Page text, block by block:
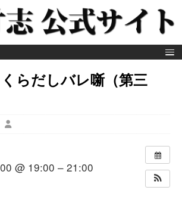
くらだしバレ噺（第三
@ 19:00 – 21:00